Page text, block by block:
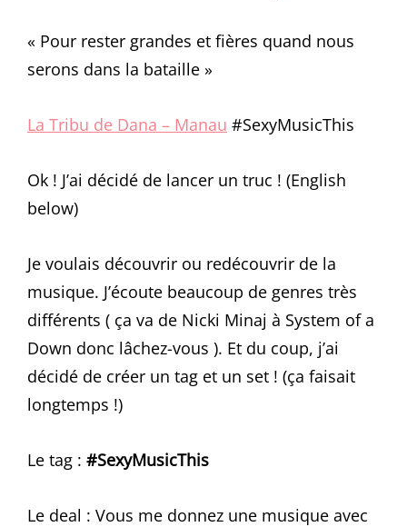
« Pour rester grandes et fières quand nous
serons dans la bataille »
La Tribu de Dana – Manau #SexyMusicThis
Ok ! J’ai décidé de lancer un truc ! (English
below)
Je voulais découvrir ou redécouvrir de la
musique. J’écoute beaucoup de genres très
différents ( ça va de Nicki Minaj à System of a
Down donc lâchez-vous ). Et du coup, j’ai
décidé de créer un tag et un set ! (ça faisait
longtemps !)
Le tag : #SexyMusicThis
Le deal : Vous me donnez une musique avec